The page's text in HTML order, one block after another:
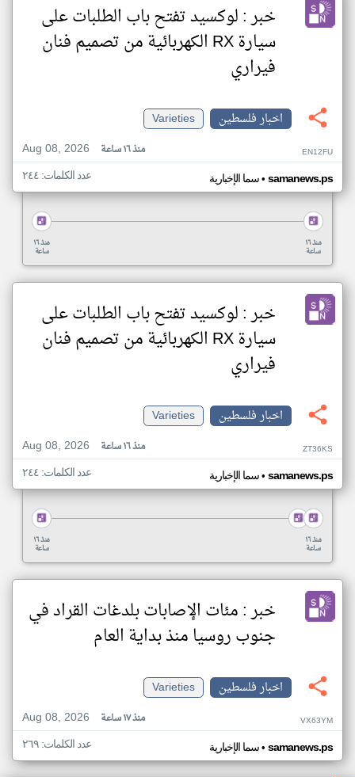
خبر : لوكسيد تفتح باب الطلبات على
سيارة RX الكهربائية من تصميم فنان
فيراري
اخبار فلسطين
Varieties
Aug 08, 2026
منذ ١٦ ساعة EN12FU
سما الإخبارية• samanews.ps عدد الكلمات: ٢٤٤
منذ ١٦
ساعة
منذ ١٦
ساعة
خبر : لوكسيد تفتح باب الطلبات على
سيارة RX الكهربائية من تصميم فنان
فيراري
اخبار فلسطين
Varieties
Aug 08, 2026
منذ ١٦ ساعة ZT36KS
سما الإخبارية• samanews.ps عدد الكلمات: ٢٤٤
منذ ١٦
ساعة
منذ ١٦
ساعة
خبر : مئات الإصابات بلدغات القراد في
جنوب روسيا منذ بداية العام
اخبار فلسطين
Varieties
Aug 08, 2026
منذ ١٧ ساعة VX63YM
سما الإخبارية• samanews.ps عدد الكلمات: ٢٦٩